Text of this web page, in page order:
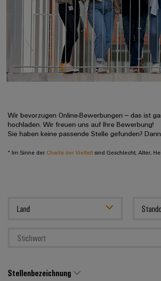
Wir bevorzugen Online-Bewerbungen – das ist
hochladen. Wir freuen uns auf Ihre Bewerbung!
Sie haben keine passende Stelle gefunden?
* Im Sinne der Charta der Vielfalt sind Geschlecht, Alter,
Land
Stellenbezeichnung